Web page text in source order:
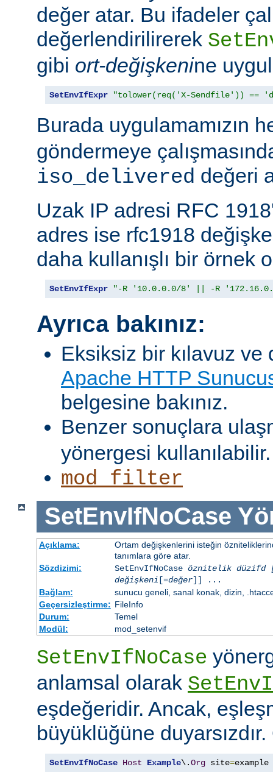
değer atar. Bu ifadeler
değerlendirilirerek
gibi ort-değişkenine
SetEnvIfExpr "tolower(req('X-Sendfile')) ==
Burada uygulamamızın
göndermeye
iso_delivered değeri
Uzak IP adresi RFC
adres ise rfc1918
daha kullanışlı bir örnek
SetEnvIfExpr "-R '10.0.0.0/8' || -R
Ayrıca bakınız:
Eksiksiz bir kılavuz
Apache HTTP
belgesine bakınız.
Benzer sonuçlara
yönergesi kullanılabilir.
mod_filter
SetEnvIfNoCase
Açıklama:
Ortam değişkenlerini isteğin
tanımlara göre atar.
Sözdizimi:
SetEnvIfNoCase öznitelik düzifd
değişkeni [=değer]] ...
Bağlam:
sunucu geneli, sanal konak, dizin,
Geçersizleştirme: FileInfo
Durum:
Temel
Modül:
mod_setenvif
SetEnvIfNoCase
anlamsal olarak
eşdeğeridir. Ancak,
büyüklüğüne
SetEnvIfNoCase Host Example\.Org site=example